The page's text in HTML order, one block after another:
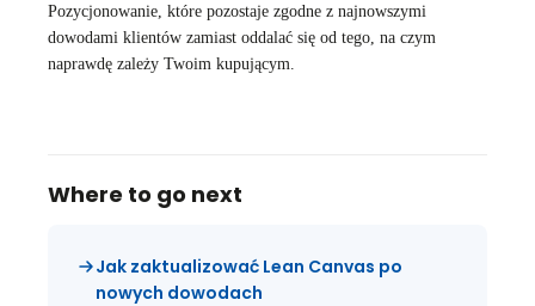
Pozycjonowanie, które pozostaje zgodne z najnowszymi
dowodami klientów zamiast oddalać się od tego, na czym
naprawdę zależy Twoim kupującym.
Where to go next
Jak zaktualizować Lean Canvas po
nowych dowodach